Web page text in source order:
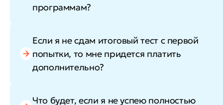
программам?
Если я не сдам итоговый тест с первой
попытки, то мне придется платить
дополнительно?
Что будет, если я не успею полностью